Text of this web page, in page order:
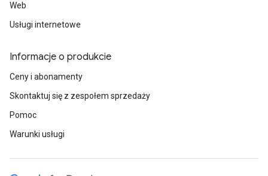
Web
Usługi internetowe
Informacje o produkcie
Ceny i abonamenty
Skontaktuj się z zespołem sprzedaży
Pomoc
Warunki usługi